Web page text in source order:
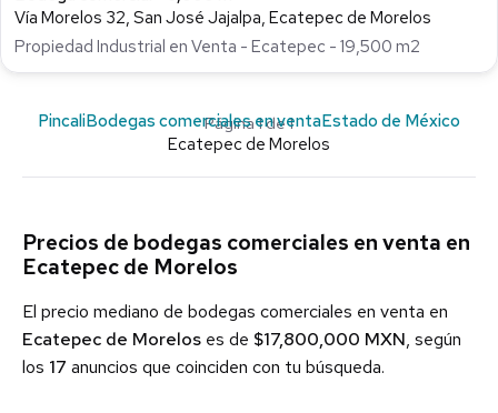
Vía Morelos 32, San José Jajalpa, Ecatepec de Morelos
Propiedad Industrial en Venta - Ecatepec - 19,500 m2
Página 1 de 1
PincaliBodegas comerciales en ventaEstado de México
Ecatepec de Morelos
Precios de bodegas comerciales en venta en
Ecatepec de Morelos
El precio mediano de bodegas comerciales en venta en
Ecatepec de Morelos es de $17,800,000 MXN, según
los 17 anuncios que coinciden con tu búsqueda.